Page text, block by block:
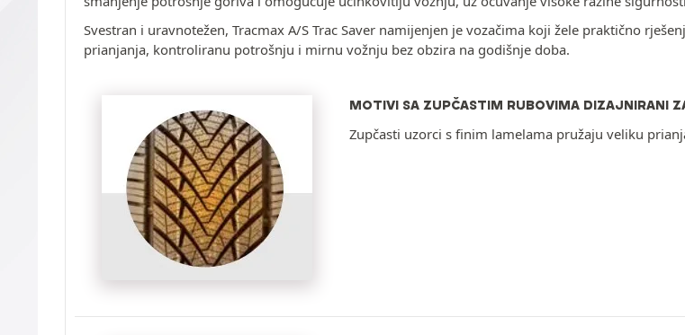
Svestran i uravnotežen, Tracmax A/S Trac Saver namijenjen je vozačima koji žele praktično
prianjanja, kontroliranu potrošnju i mirnu vožnju bez obzira na godišnje doba.
MOTIVI SA ZUPČASTIM RUBOVIMA DIZAJNIRANI
Zupčasti uzorci s finim lamelama pružaju veliku